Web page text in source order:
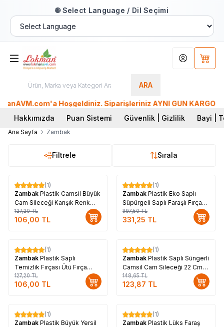
🌐 Select Language / Dil Seçimi
ARA
Hesabım
Hoşgeldiniz. Siparişleriniz AYNI GÜN
Hakkımızda
Puan Sistemi Güvenlik | Gizlilik Bayi |
Ana Sayfa Zambak
Filtrele Sırala
%17
(1)
Zambak Plastik Camsil Büyük
Cam Sileceği Karışık Renk
ZP-167
127,20TL
106,00 TL
%17
(1)
Zambak Plastik Eko Saplı
Süpürgeli Saplı Faraşlı Fırça
Seti Karışık Renk ZP-139
397,50TL
331,25 TL
%17
(1)
Zambak Plastik Saplı
Temizlik Fırçası Ütü Fırça
Karışık Renk ZP-145
127,20TL
106,00 TL
%17
(1)
Zambak Plastik Saplı Süngerli
Camsil Cam Sileceği 22 Cm
Karışık Renk Kod-168
148,65TL
123,87 TL
%17
(1)
Zambak Plastik Büyük Yersil
%17
(1)
Zambak Plastik Lüks Faraş